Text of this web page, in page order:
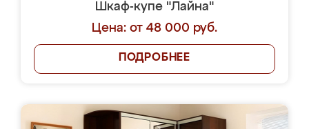
Шкаф-купе "Лайна"
Цена: от 48 000 руб.
ПОДРОБНЕЕ